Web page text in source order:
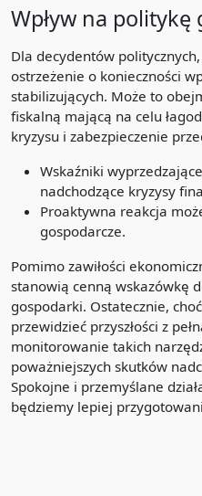
Wpływ na politykę
Dla decydentów
ostrzeżenie o konieczności
stabilizujących. Może to
fiskalną mającą na celu
kryzysu i zabezpieczenie
Wskaźniki
nadchodzące kryzysy
Proaktywna reakcja
gospodarcze.
Pomimo zawiłości
stanowią cenną wskazówkę
gospodarki. Ostatecznie,
przewidzieć przyszłości z
monitorowanie takich
poważniejszych skutków
Spokojne i przemyślane
będziemy lepiej